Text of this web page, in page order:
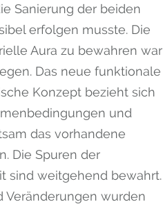
Sanierung der beiden
erfolgen musste. Die
Aura zu bewahren war
Das neue funktionale
Konzept bezieht sich
und
das vorhandene
Die Spuren der
sind weitgehend bewahrt.
Veränderungen wurden